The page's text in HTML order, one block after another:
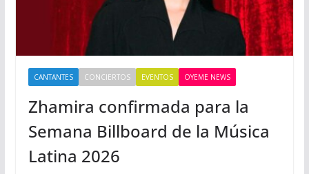
CANTANTES CONCIERTOS EVENTOS OYEME NEWS
Zhamira confirmada para la
Semana Billboard de la Música
Latina 2026